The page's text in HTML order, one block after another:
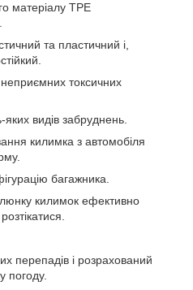
матеріалу TPE
та пластичний і,
токсичних
яких видів забруднень.
килимка з автомобіля
багажника.
килимок ефективно
перепадів і розрахований
погоду.